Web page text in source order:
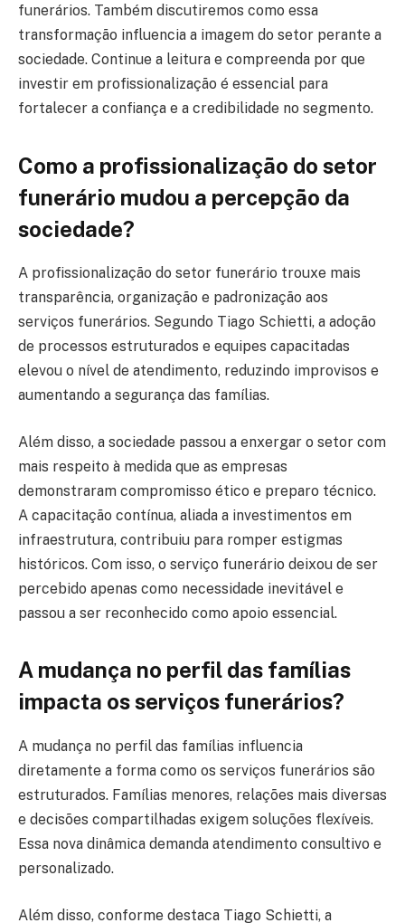
funerários. Também discutiremos como essa
transformação influencia a imagem do setor perante a
sociedade. Continue a leitura e compreenda por que
investir em profissionalização é essencial para
fortalecer a confiança e a credibilidade no segmento.
Como a profissionalização do setor
funerário mudou a percepção da
sociedade?
A profissionalização do setor funerário trouxe mais
transparência, organização e padronização aos
serviços funerários. Segundo Tiago Schietti, a adoção
de processos estruturados e equipes capacitadas
elevou o nível de atendimento, reduzindo improvisos e
aumentando a segurança das famílias.
Além disso, a sociedade passou a enxergar o setor com
mais respeito à medida que as empresas
demonstraram compromisso ético e preparo técnico.
A capacitação contínua, aliada a investimentos em
infraestrutura, contribuiu para romper estigmas
históricos. Com isso, o serviço funerário deixou de ser
percebido apenas como necessidade inevitável e
passou a ser reconhecido como apoio essencial.
A mudança no perfil das famílias
impacta os serviços funerários?
A mudança no perfil das famílias influencia
diretamente a forma como os serviços funerários são
estruturados. Famílias menores, relações mais diversas
e decisões compartilhadas exigem soluções flexíveis.
Essa nova dinâmica demanda atendimento consultivo e
personalizado.
Além disso, conforme destaca Tiago Schietti, a